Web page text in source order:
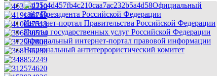
Официальный
сайт Президента Российской Федерации
Интернет-портал Правительства Российской Федерации
Портал государственных услуг Российской Федерации
Официальный интернет-портал правовой информации
Национальный антитеррористический комитет